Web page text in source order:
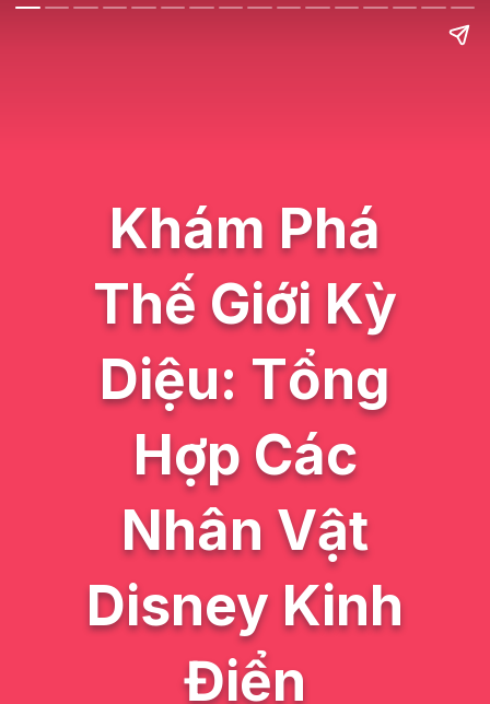
Khám Phá
Thế Giới Kỳ
Diệu: Tổng
Hợp Các
Nhân Vật
Disney Kinh
Điển